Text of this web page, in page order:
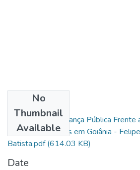
No
Thumbnail
Available
Atuação da Segurança Pública
Roubo de Veículos em Goiânia -
Batista.pdf(614.03 KB)
Date